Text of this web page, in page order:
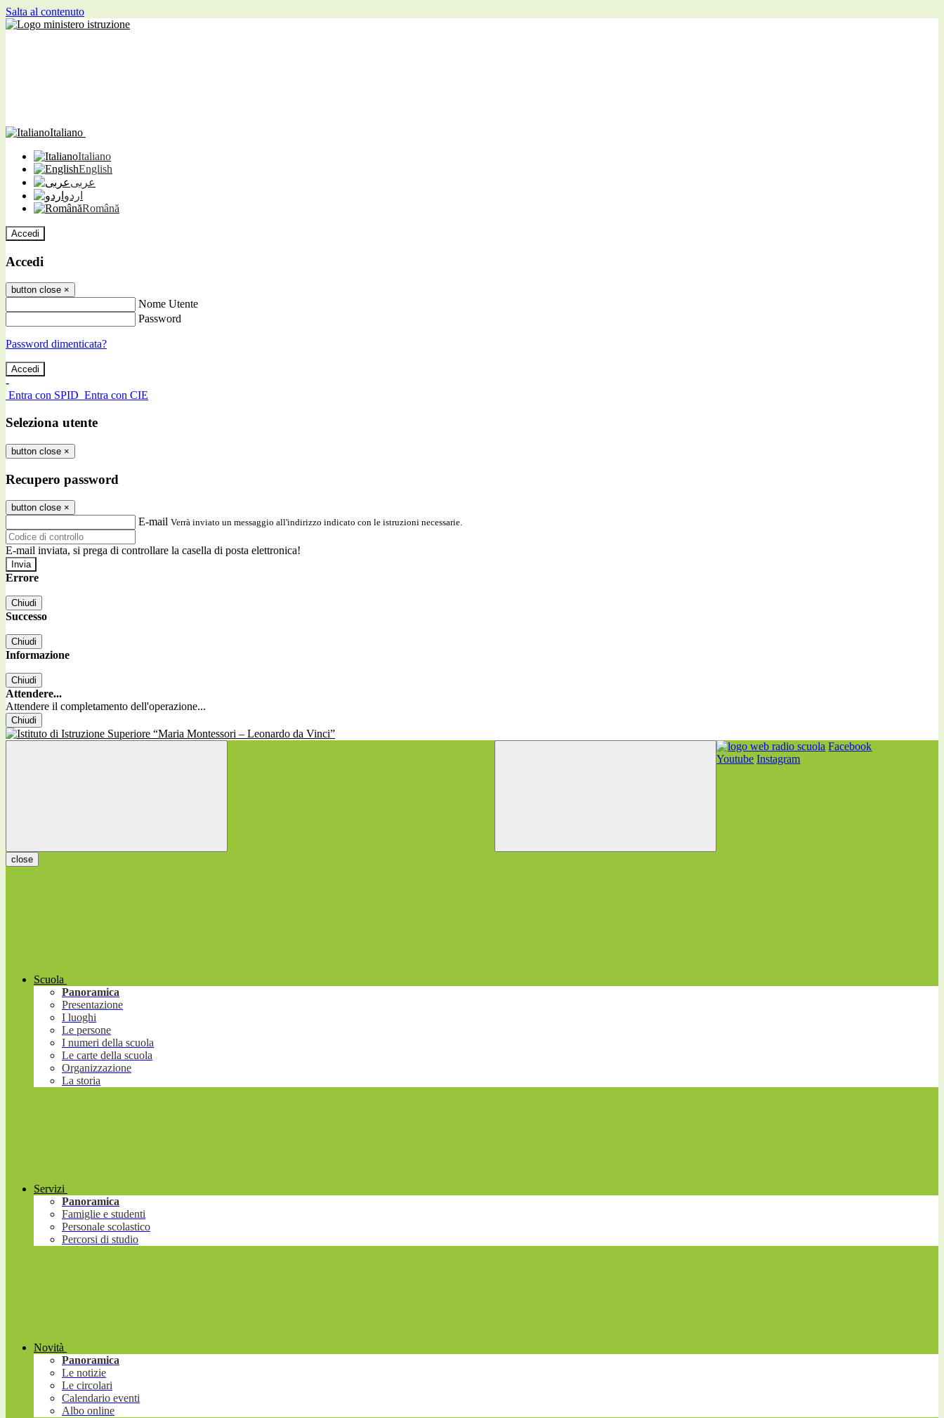
Salta al contenuto
Italiano
Italiano
English
عربى
اردو
Română
Accedi
Accedi
button close ×
Nome Utente
Password
Password dimenticata?
-
Entra con SPID Entra con CIE
Seleziona utente
button close ×
Recupero password
button close ×
E-mail Verrà inviato un messaggio all'indirizzo indicato con le istruzioni necessarie.
E-mail inviata, si prega di controllare la casella di posta elettronica!
Errore
Chiudi
Successo
Chiudi
Informazione
Chiudi
Attendere...
Attendere il completamento dell'operazione...
Chiudi
Facebook
Youtube Instagram
close
Scuola
Panoramica
Presentazione
I luoghi
Le persone
I numeri della scuola
Le carte della scuola
Organizzazione
La storia
Servizi
Panoramica
Famiglie e studenti
Personale scolastico
Percorsi di studio
Novità
Panoramica
Le notizie
Le circolari
Calendario eventi
Albo online